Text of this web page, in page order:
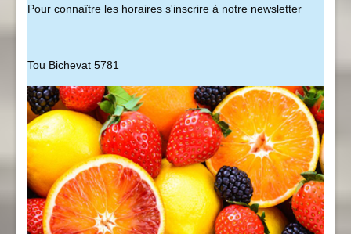
Pour connaître les horaires s'inscrire à notre newsletter
Tou Bichevat 5781